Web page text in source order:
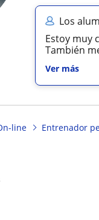
Los
Estoy muy
También
Ver más
line Entrenador